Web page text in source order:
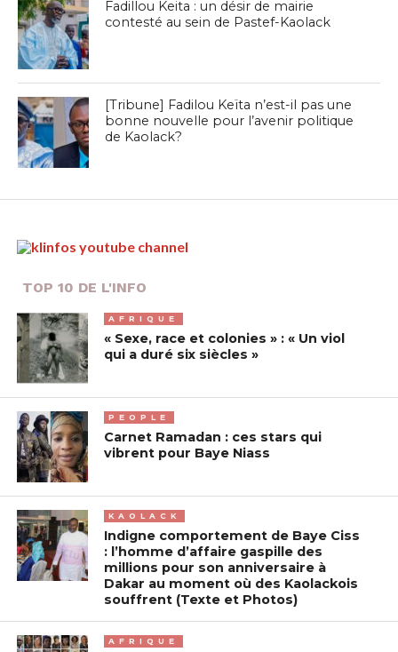
Fadillou Keita : un désir de mairie
contesté au sein de Pastef-Kaolack
[Tribune] Fadilou Keïta n’est-il pas une
bonne nouvelle pour l’avenir politique
de Kaolack?
TOP 10 DE L'INFO
AFRIQUE
« Sexe, race et colonies » : « Un viol
qui a duré six siècles »
PEOPLE
Carnet Ramadan : ces stars qui
vibrent pour Baye Niass
KAOLACK
Indigne comportement de Baye Ciss
: l’homme d’affaire gaspille des
millions pour son anniversaire à
Dakar au moment où des Kaolackois
souffrent (Texte et Photos)
AFRIQUE